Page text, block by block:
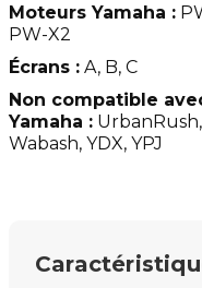
Moteurs Yamaha :
PW-X2
Écrans : A, B, C
Non compatible
Yamaha :
Wabash, YDX, YPJ